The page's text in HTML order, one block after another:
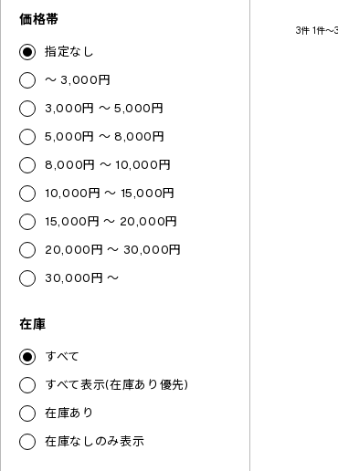
価格帯
指定なし
～ 3,000円
3,000円 ～ 5,000円
5,000円 ～ 8,000円
8,000円 ～ 10,000円
10,000円 ～ 15,000円
15,000円 ～ 20,000円
20,000円 ～ 30,000円
30,000円 ～
在庫
すべて
すべて表示(在庫あり優先)
在庫あり
在庫なしのみ表示
3件 1件～